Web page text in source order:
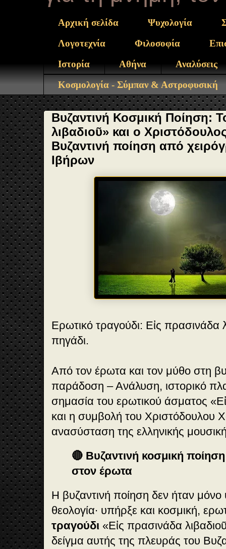
Αρχική σελίδα Ψυχολογία
Λογοτεχνία
Φιλοσοφία
Ιστορία
Αθήνα
Αναλύσεις
Κοσμολογία - Σύμπαν & Αστροφυσική
Βυζαντινή Κοσμική Ποίηση:
λιβαδιοῦ» και ο
Βυζαντινή ποίηση από
Ιβήρων
Ερωτικό τραγούδι: Εἰς πρασινάδα
πηγάδι.
Από τον έρωτα και τον μύθο στη
παράδοση – Ανάλυση, ιστορικό
σημασία του ερωτικού άσματος
και η συμβολή του Χριστόδουλου
ανασύσταση της ελληνικής
🔴 Βυζαντινή κοσμική
στον έρωτα
Η βυζαντινή ποίηση δεν ήταν μόνο
θεολογία∙ υπήρξε και κοσμική,
τραγούδι «Εἰς πρασινάδα
δείγμα αυτής της πλευράς του